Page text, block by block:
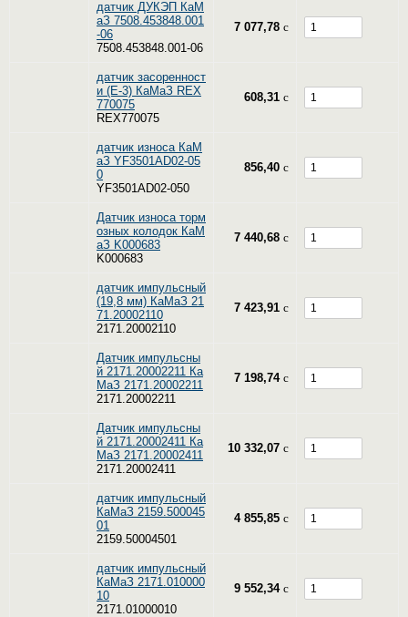
датчик ДУКЭП КаМ
аЗ 7508.453848.001
-06
7508.453848.001-06
7 077,78 c
датчик засоренност
и (Е-3) КаМаЗ REX
770075
REX770075
608,31 c
датчик износа КаМ
аЗ YF3501AD02-05
0
YF3501AD02-050
856,40 c
Датчик износа торм
озных колодок КаМ
аЗ K000683
K000683
7 440,68 c
датчик импульсный
(19,8 мм) КаМаЗ 21
71.20002110
2171.20002110
7 423,91 c
Датчик импульсны
й 2171.20002211 Ка
МаЗ 2171.20002211
2171.20002211
7 198,74 c
Датчик импульсны
й 2171.20002411 Ка
МаЗ 2171.20002411
2171.20002411
10 332,07 c
датчик импульсный
КаМаЗ 2159.500045
01
2159.50004501
4 855,85 c
датчик импульсный
КаМаЗ 2171.010000
10
2171.01000010
9 552,34 c